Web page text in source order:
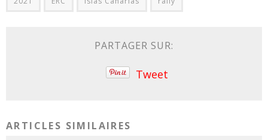
PARTAGER SUR:
Tweet
ARTICLES SIMILAIRES